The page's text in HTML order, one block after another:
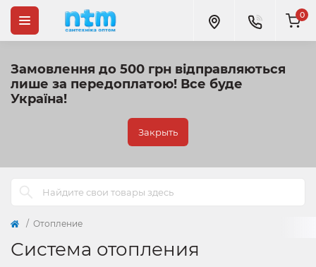
Замовлення до 500 грн відправляються
лише за передоплатою! Все буде
Україна!
Закрыть
0
Отопление
Система отопления